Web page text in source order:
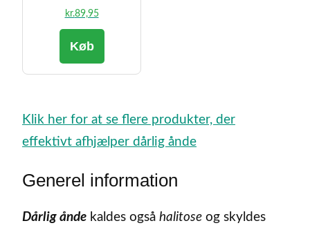
kr.89,95
Køb
Klik her for at se flere produkter, der
effektivt afhjælper dårlig ånde
Generel information
Dårlig ånde kaldes også halitose og skyldes